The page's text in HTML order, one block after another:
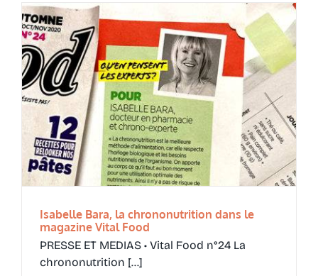
Ressources
Isabelle Bara, la chrononutrition dans le
magazine Vital Food
PRESSE ET MEDIAS • Vital Food n°24 La
chrononutrition [...]